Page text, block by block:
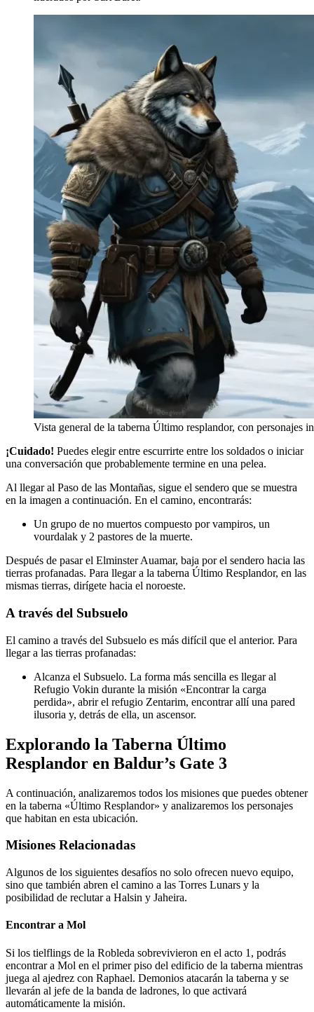
Vista general de la taberna Último resplandor, con personajes
¡Cuidado! Puedes elegir entre escurrirte entre los soldados o iniciar
una conversación que probablemente termine en una pelea.
Al llegar al Paso de las Montañas, sigue el sendero que se muestra
en la imagen a continuación. En el camino, encontrarás:
Un grupo de no muertos compuesto por vampiros, un
vourdalak y 2 pastores de la muerte.
Después de pasar el Elminster Auamar, baja por el sendero hacia las
tierras profanadas. Para llegar a la taberna Último Resplandor, en las
mismas tierras, dirígete hacia el noroeste.
A través del Subsuelo
El camino a través del Subsuelo es más difícil que el anterior. Para
llegar a las tierras profanadas:
Alcanza el Subsuelo. La forma más sencilla es llegar al
Refugio Vokin durante la misión «Encontrar la carga
perdida», abrir el refugio Zentarim, encontrar allí una pared
ilusoria y, detrás de ella, un ascensor.
Explorando la Taberna Último
Resplandor en Baldur’s Gate 3
A continuación, analizaremos todos los misiones que puedes obtener
en la taberna «Último Resplandor» y analizaremos los personajes
que habitan en esta ubicación.
Misiones Relacionadas
Algunos de los siguientes desafíos no solo ofrecen nuevo equipo,
sino que también abren el camino a las Torres Lunars y la
posibilidad de reclutar a Halsin y Jaheira.
Encontrar a Mol
Si los tielflings de la Robleda sobrevivieron en el acto 1, podrás
encontrar a Mol en el primer piso del edificio de la taberna mientras
juega al ajedrez con Raphael. Demonios atacarán la taberna y se
llevarán al jefe de la banda de ladrones, lo que activará
automáticamente la misión.